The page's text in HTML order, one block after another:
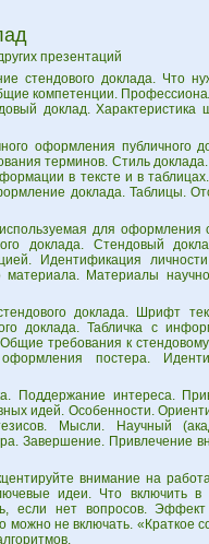
презентаций
стендового доклада. Что
компетенции.
доклад.
оформления публичного
терминов. Стиль
в тексте и в
доклада. Таблицы.
для оформления
доклада. Стендовый
Идентификация
материала. Материалы
доклада. Шрифт
доклада. Табличка с
требования к
постера.
Поддержание интереса.
идей. Особенности.
Мысли. Научный
Завершение. Привлечение
внимание на
идеи. Что включить в
если нет вопросов.
можно не включать. «Краткое